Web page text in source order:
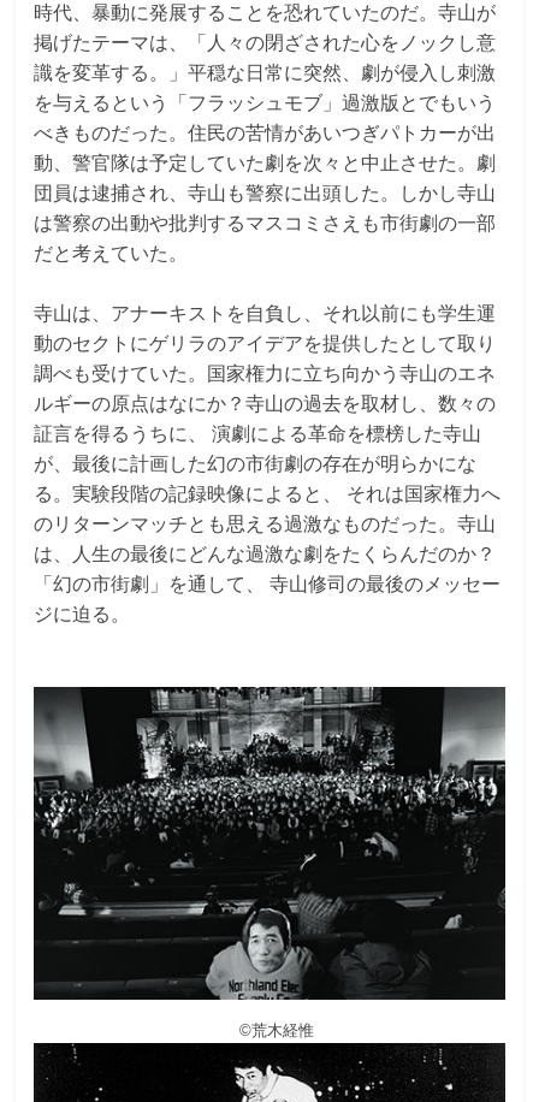
時代、暴動に発展することを恐れていたのだ。寺山が
掲げたテーマは、「人々の閉ざされた心をノックし意
識を変革する。」平穏な日常に突然、劇が侵入し刺激
を与えるという「フラッシュモブ」過激版とでもいう
べきものだった。住民の苦情があいつぎパトカーが出
動、警官隊は予定していた劇を次々と中止させた。劇
団員は逮捕され、寺山も警察に出頭した。しかし寺山
は警察の出動や批判するマスコミさえも市街劇の一部
だと考えていた。
寺山は、アナーキストを自負し、それ以前にも学生運
動のセクトにゲリラのアイデアを提供したとして取り
調べも受けていた。国家権力に立ち向かう寺山のエネ
ルギーの原点はなにか？寺山の過去を取材し、数々の
証言を得るうちに、 演劇による革命を標榜した寺山
が、最後に計画した幻の市街劇の存在が明らかにな
る。実験段階の記録映像によると、 それは国家権力へ
のリターンマッチとも思える過激なものだった。寺山
は、人生の最後にどんな過激な劇をたくらんだのか？
「幻の市街劇」を通して、 寺山修司の最後のメッセー
ジに迫る。
©荒木経惟